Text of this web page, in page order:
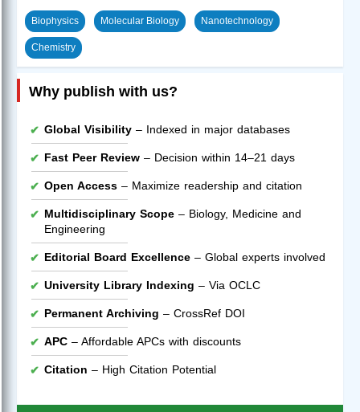
Biophysics Molecular Biology Nanotechnology
Chemistry
Why publish with us?
Global Visibility – Indexed in major databases
Fast Peer Review – Decision within 14–21 days
Open Access – Maximize readership and citation
Multidisciplinary Scope – Biology, Medicine and
Engineering
Editorial Board Excellence – Global experts involved
University Library Indexing – Via OCLC
Permanent Archiving – CrossRef DOI
APC – Affordable APCs with discounts
Citation – High Citation Potential